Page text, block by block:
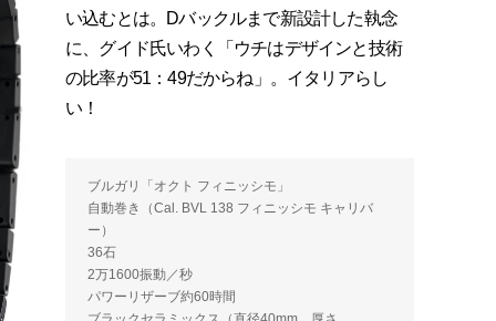
い込むとは。Dバックルまで新設計した執念
に、グイド氏いわく「ウチはデザインと技術
の比率が51：49だからね」。イタリアらし
い！
ブルガリ「オクト フィニッシモ」
自動巻き（Cal. BVL 138 フィニッシモ キャリバ
ー）
36石
2万1600振動／秒
パワーリザーブ約60時間